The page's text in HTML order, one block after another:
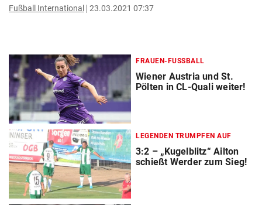
Fußball International 23.03.2021 07:37
FRAUEN-FUSSBALL
Wiener Austria und St.
Pölten in CL-Quali weiter!
LEGENDEN TRUMPFEN AUF
3:2 – „Kugelblitz“ Ailton
schießt Werder zum Sieg!